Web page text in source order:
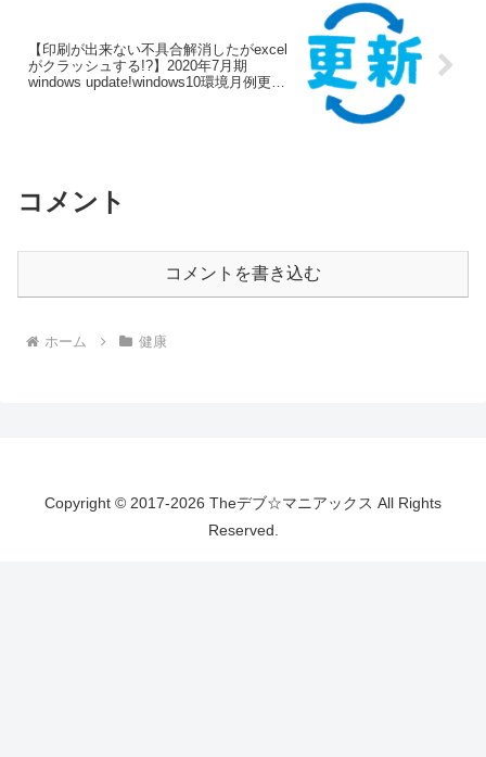
【印刷が出来ない不具合解消したがexcel
がクラッシュする!?】2020年7月期
windows update!windows10環境月例更新
コメント
コメントを書き込む
ホーム 健康
Copyright © 2017-2026 Theデブ☆マニアックス All Rights
Reserved.